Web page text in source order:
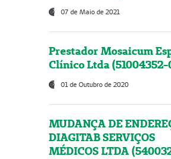
07 de Maio de 2021
Prestador Mosaicum
Clínico Ltda (51004352-
01 de Outubro de 2020
MUDANÇA DE
DIAGITAB SERVIÇOS
MÉDICOS LTDA